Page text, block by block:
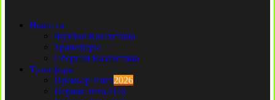
Новости
Футбол Казахстана
Трансферы
Сборная Казахстана
Трансферы
Премьер Лига2026
Первая лига2026